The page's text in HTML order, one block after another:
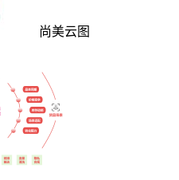
尚美云图